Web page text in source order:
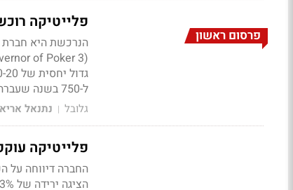
פרסום ראשון
פלייטיקה רוכשת חברת
ל-750 בשנה שעברה ומחפשת עסקאות נוספות
גלובל | נתנאל
פלייטיקה